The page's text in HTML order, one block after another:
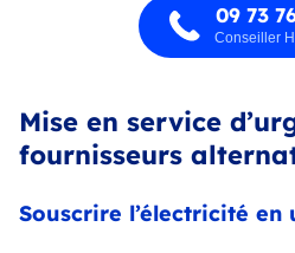
09 73
Conseiller
Mise en service
fournisseurs
Souscrire l’électricité en